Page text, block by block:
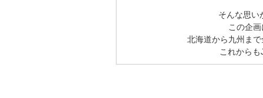
そんな思い
この企
北海道から九州ま
これから